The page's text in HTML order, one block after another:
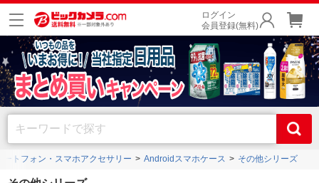
ログイン
会員登録(無料)
ートフォン・スマホアクセサリー Androidスマホケース その他シリーズ